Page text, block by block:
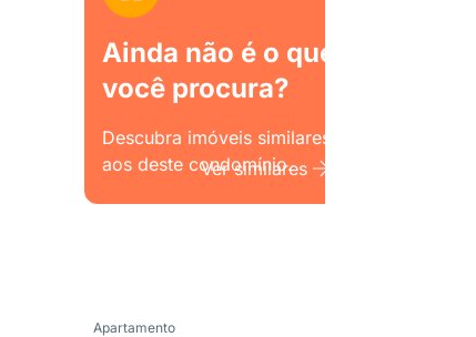
Ainda não é o que
você procura?
Descubra imóveis similares
aos deste condomínio.
Ver similares
Apartamento